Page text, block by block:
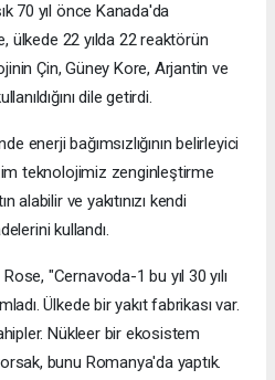
70 yıl önce Kanada'da
ülkede 22 yılda 22 reaktörün
Çin, Güney Kore, Arjantin ve
dile getirdi.
enerji bağımsızlığının belirleyici
teknolojimiz zenginleştirme
alabilir ve yakıtınızı kendi
kullandı.
"Cernavoda-1 bu yıl 30 yılı
Ülkede bir yakıt fabrikası var.
Nükleer bir ekosistem
bunu Romanya'da yaptık.